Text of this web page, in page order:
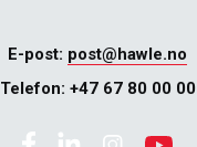
E-post: post@hawle.no
Telefon: +47 67 80 00 00